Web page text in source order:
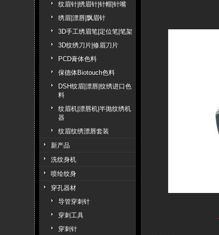
纹眉针|绣眉针|针帽|针嘴
绣眉|漂唇|飘眉针
3D手工绣眉笔|定位笔|笔架
3D纹绣刀片|修眉刀片
PCD膏体色料
保德体Biotouch色料
DSH纹眉|漂唇|纹绣进口色
料
纹眉机|漂唇机|半抛纹绣机
器
纹眉纹绣漂唇套装
新产品
洗纹身机
喷绘纹身
穿孔器材
导管穿刺针
穿刺工具
穿刺针